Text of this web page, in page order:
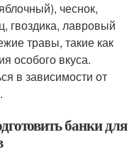
чеснок,
гвоздика, лавровый
травы, такие как
особого вкуса.
в зависимости от
банки для